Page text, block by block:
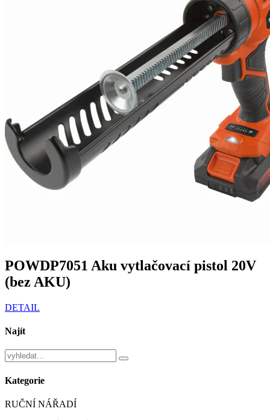
POWDP7051 Aku vytlačovací pistol 20V
(bez AKU)
DETAIL
Najít
Kategorie
RUČNÍ NÁŘADÍ